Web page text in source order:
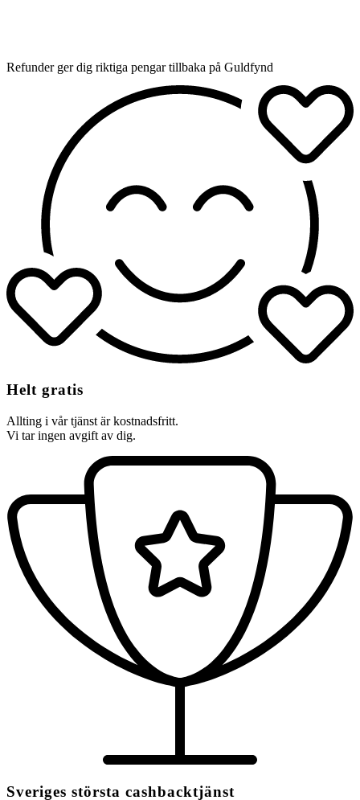
Refunder ger dig riktiga pengar tillbaka på Guldfynd
Helt gratis
Allting i vår tjänst är kostnadsfritt.
Vi tar ingen avgift av dig.
Sveriges största cashbacktjänst